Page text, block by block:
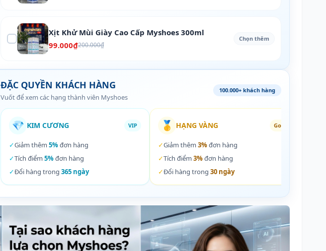
Xịt Khử Mùi Giày Cao Cấp Myshoes 300ml
99.000₫200.000₫
Chọn thêm
ĐẶC QUYỀN KHÁCH HÀNG
Vuốt để xem các hạng thành viên Myshoes
100.000+ khách hàng
💎 KIM CƯƠNG VIP
✓Giảm thêm 5%đơn hàng
✓Tích điểm 5%đơn hàng
✓Đổi hàng trong 365 ngày
🥇 HẠNG VÀNG Gold
✓Giảm thêm 3%đơn hàng
✓Tích điểm 3%đơn hàng
✓Đổi hàng trong 30 ngày